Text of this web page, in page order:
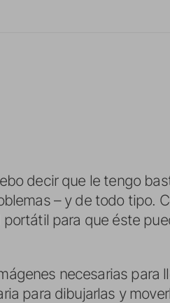
decir que le tengo
– y de todo tipo.
para que éste
necesarias para
para dibujarlas y